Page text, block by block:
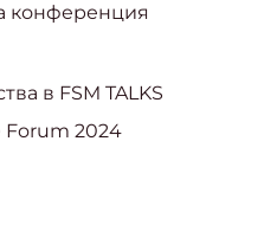
конференция
в FSM TALKS
Forum 2024